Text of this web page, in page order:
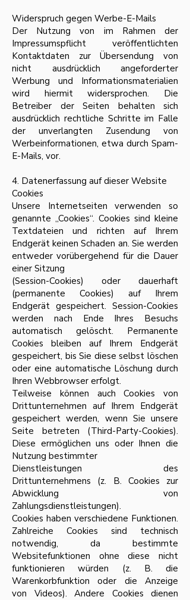
Widerspruch gegen Werbe-E-Mails
Der Nutzung von im Rahmen der
Impressumspflicht veröffentlichten
Kontaktdaten zur Übersendung von
nicht ausdrücklich angeforderter
Werbung und Informationsmaterialien
wird hiermit widersprochen. Die
Betreiber der Seiten behalten sich
ausdrücklich rechtliche Schritte im Falle
der unverlangten Zusendung von
Werbeinformationen, etwa durch Spam-
E-Mails, vor.
4. Datenerfassung auf dieser Website
Cookies
Unsere Internetseiten verwenden so
genannte „Cookies“. Cookies sind kleine
Textdateien und richten auf Ihrem
Endgerät keinen Schaden an. Sie werden
entweder vorübergehend für die Dauer
einer Sitzung
(Session-Cookies) oder dauerhaft
(permanente Cookies) auf Ihrem
Endgerät gespeichert. Session-Cookies
werden nach Ende Ihres Besuchs
automatisch gelöscht. Permanente
Cookies bleiben auf Ihrem Endgerät
gespeichert, bis Sie diese selbst löschen
oder eine automatische Löschung durch
Ihren Webbrowser erfolgt.
Teilweise können auch Cookies von
Drittunternehmen auf Ihrem Endgerät
gespeichert werden, wenn Sie unsere
Seite betreten (Third-Party-Cookies).
Diese ermöglichen uns oder Ihnen die
Nutzung bestimmter
Dienstleistungen des
Drittunternehmens (z. B. Cookies zur
Abwicklung von
Zahlungsdienstleistungen).
Cookies haben verschiedene Funktionen.
Zahlreiche Cookies sind technisch
notwendig, da bestimmte
Websitefunktionen ohne diese nicht
funktionieren würden (z. B. die
Warenkorbfunktion oder die Anzeige
von Videos). Andere Cookies dienen